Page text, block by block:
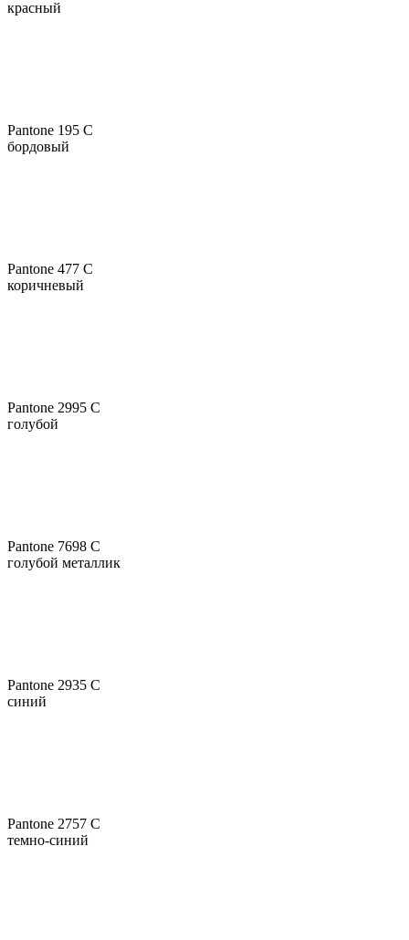
красный
Pantone 195 C
бордовый
Pantone 477 C
коричневый
Pantone 2995 C
голубой
Pantone 7698 C
голубой металлик
Pantone 2935 C
синий
Pantone 2757 C
темно-синий